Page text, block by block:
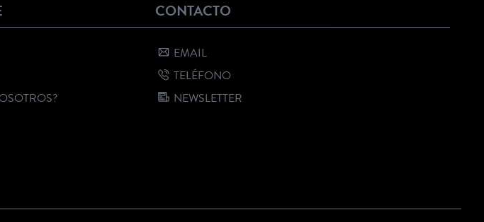
CONTACTO
EMAIL
TELÉFONO
NEWSLETTER